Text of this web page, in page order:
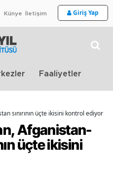
Künye İletişim Giriş Yap
Faaliyetler
sınırının üçte ikisini kontrol ediyor
Afganistan-
üçte ikisini